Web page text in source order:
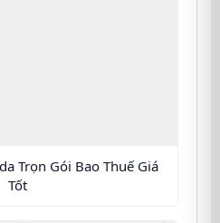
Trọn Gói Bao Thuế Giá
Tốt